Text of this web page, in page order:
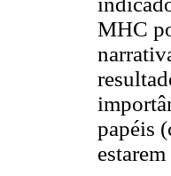
MHC
papéis